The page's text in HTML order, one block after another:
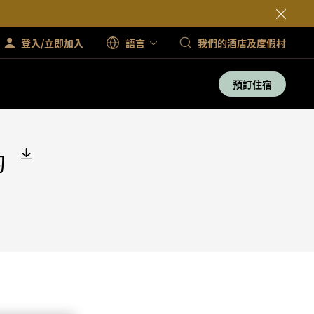
登入/立即加入 語言 我們的酒店及度假村
預訂住宿